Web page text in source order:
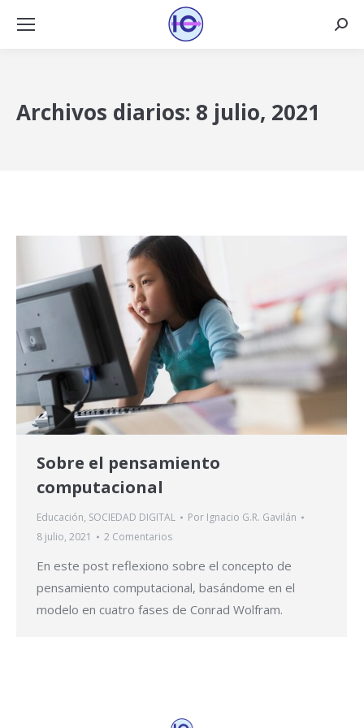
Archivos diarios: 8 julio, 2021
Sobre el pensamiento
computacional
Educación, SOCIEDAD DIGITAL Por Ignacio G.R. Gavilán
8 julio, 2021
2 Comentarios
En este post reflexiono sobre el concepto de
pensamiento computacional, basándome en el
modelo en cuatro fases de Conrad Wolfram.